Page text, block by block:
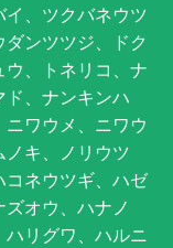
、ツクバネウツ
ンツツジ、ドク
、トネリコ、ナ
、ナンキンハ
ワウメ、ニワウ
キ、ノリウツ
ネウツギ、ハゼ
オウ、ハナノ
リグワ、ハルニ